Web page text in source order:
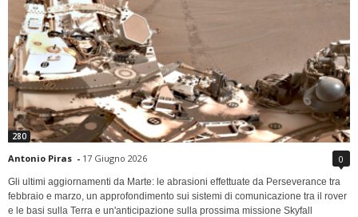
280
Antonio Piras - 17 Giugno 2026 0
Gli ultimi aggiornamenti da Marte: le abrasioni effettuate da Perseverance tra
febbraio e marzo, un approfondimento sui sistemi di comunicazione tra il rover
e le basi sulla Terra e un'anticipazione sulla prossima missione Skyfall